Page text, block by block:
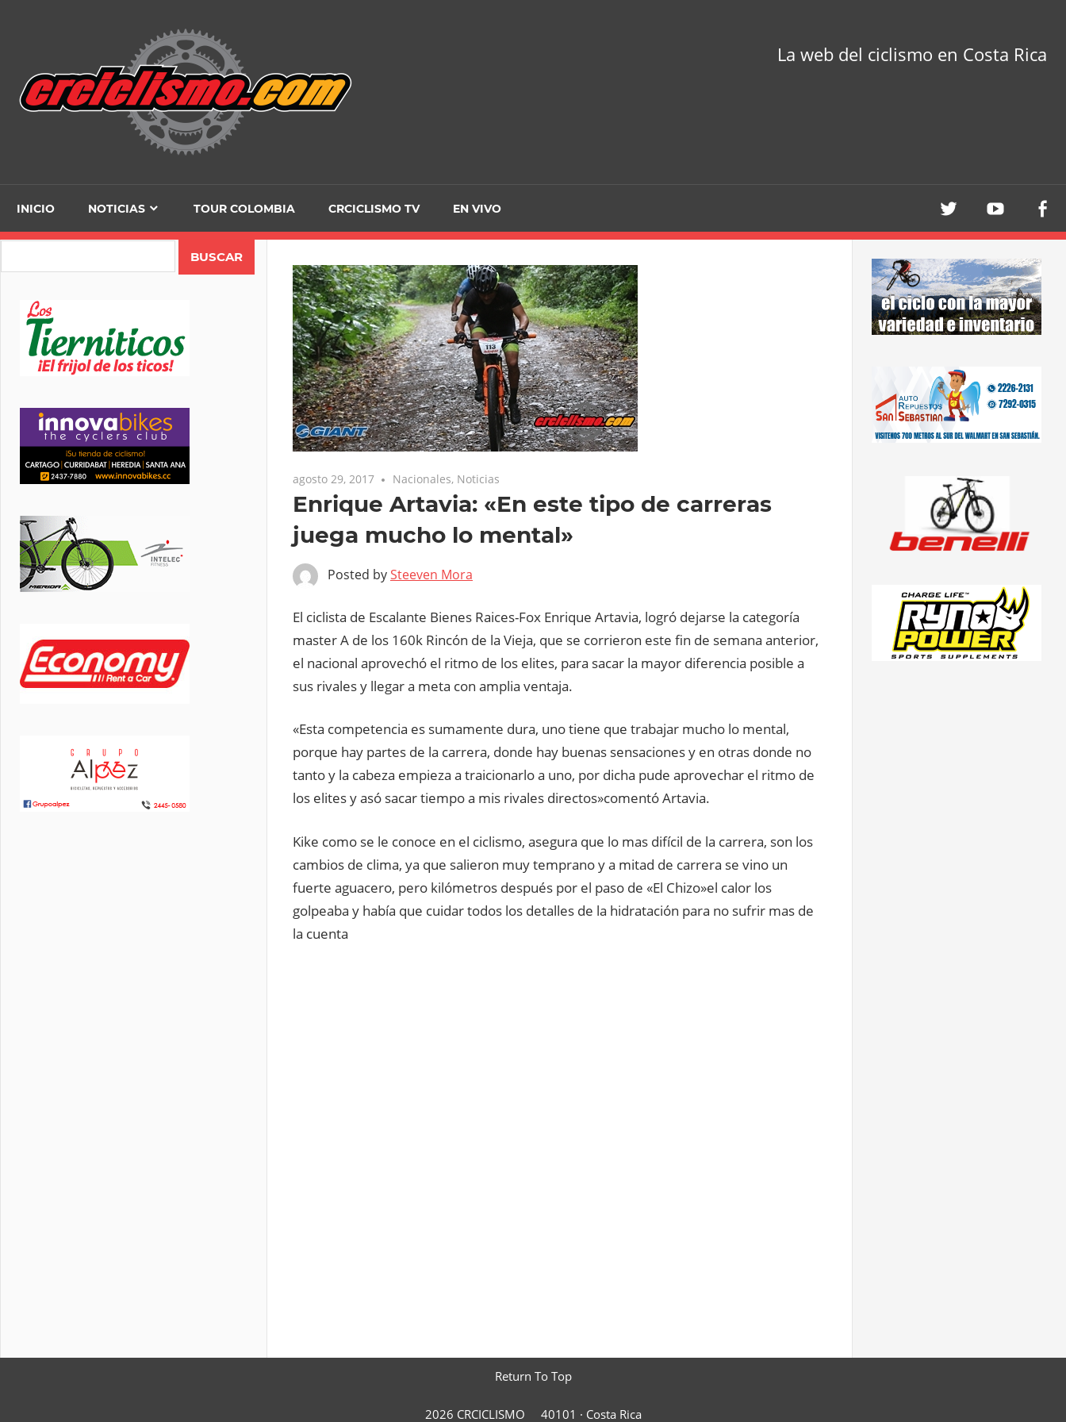
La web del ciclismo en Costa Rica
INICIO NOTICIAS TOUR COLOMBIA CRCICLISMO TV EN VIVO
agosto 29, 2017 Nacionales, Noticias
Enrique Artavia: «En este tipo de carreras
juega mucho lo mental»
Posted bySteeven Mora
El ciclista de Escalante Bienes Raices-Fox Enrique Artavia, logró dejarse la categoría
master A de los 160k Rincón de la Vieja, que se corrieron este fin de semana anterior,
el nacional aprovechó el ritmo de los elites, para sacar la mayor diferencia posible a
sus rivales y llegar a meta con amplia ventaja.
«Esta competencia es sumamente dura, uno tiene que trabajar mucho lo mental,
porque hay partes de la carrera, donde hay buenas sensaciones y en otras donde no
tanto y la cabeza empieza a traicionarlo a uno, por dicha pude aprovechar el ritmo de
los elites y asó sacar tiempo a mis rivales directos»comentó Artavia.
Kike como se le conoce en el ciclismo, asegura que lo mas difícil de la carrera, son los
cambios de clima, ya que salieron muy temprano y a mitad de carrera se vino un
fuerte aguacero, pero kilómetros después por el paso de «El Chizo»el calor los
golpeaba y había que cuidar todos los detalles de la hidratación para no sufrir mas de
la cuenta
Return To Top
2026 CRCICLISMO 40101 · Costa Rica